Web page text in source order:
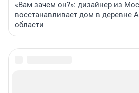
«Вам зачем он?»: дизайнер из
восстанавливает дом в деревне
области